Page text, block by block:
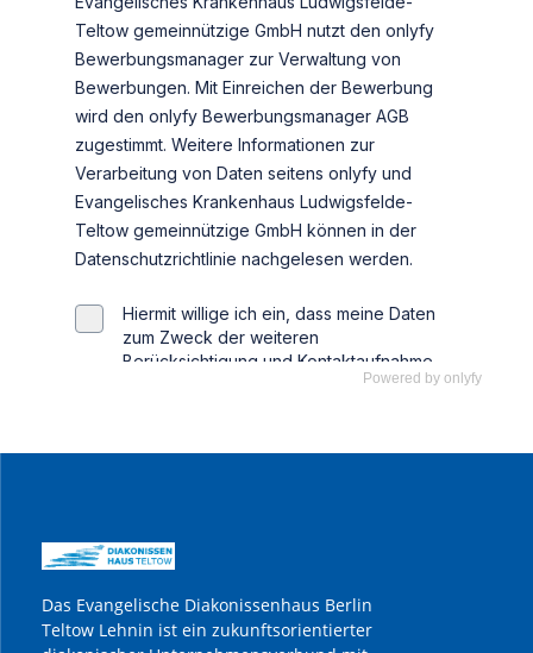
Powered by onlyfy
Das Evangelische Diakonissenhaus Berlin
Teltow Lehnin ist ein zukunftsorientierter